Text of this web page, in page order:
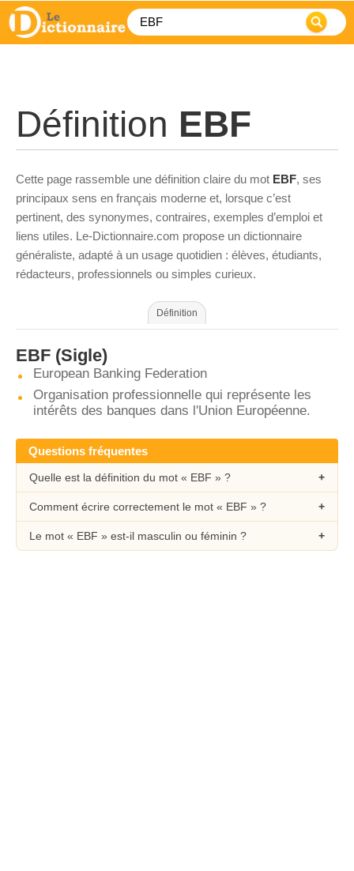
Définition EBF
Cette page rassemble une définition claire du mot EBF, ses
principaux sens en français moderne et, lorsque c’est
pertinent, des synonymes, contraires, exemples d’emploi et
liens utiles. Le-Dictionnaire.com propose un dictionnaire
généraliste, adapté à un usage quotidien : élèves, étudiants,
rédacteurs, professionnels ou simples curieux.
Définition
EBF (Sigle)
European Banking Federation
Organisation professionnelle qui représente les
intérêts des banques dans l'Union Européenne.
Questions fréquentes
Quelle est la définition du mot « EBF » ?
Comment écrire correctement le mot « EBF » ?
Le mot « EBF » est-il masculin ou féminin ?